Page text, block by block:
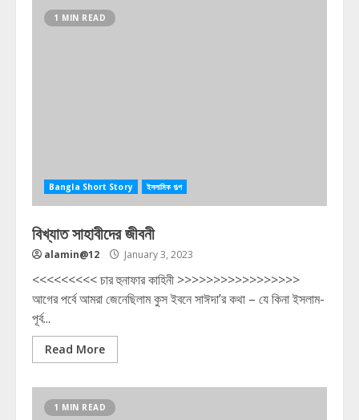
1 MIN READ
Bangla Short Story ইসলামিক গল্প
বিখ্যাত সাহাবীদের জীবনী
alamin@12 January 3, 2023
<<<<<<<<< চার হুনাফার কাহিনী >>>>>>>>>>>>>>>>>
আগের পর্বে আমরা জেনেছিলাম কুস ইবনে সাঈদা’র কথা – যে কিনা ইসলাম-
পূর্ব...
Read More
1 MIN READ